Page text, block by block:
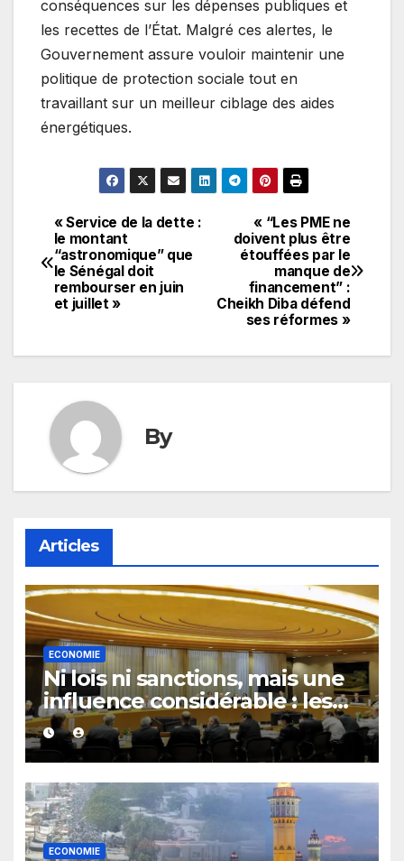
conséquences sur les dépenses publiques et
les recettes de l’État. Malgré ces alertes, le
Gouvernement assure vouloir maintenir une
politique de protection sociale tout en
travaillant sur un meilleur ciblage des aides
énergétiques.
Navigation
de
l’article
« “Les PME ne
doivent plus être
étouffées par le
manque de
financement” :
Cheikh Diba défend
ses réformes »
« Service de la dette :
le montant
“astronomique” que
le Sénégal doit
rembourser en juin
et juillet »
By
Articles
ECONOMIE
Ni lois ni sanctions, mais une
influence considérable : les
secrets du Financial Stability
Board
ECONOMIE